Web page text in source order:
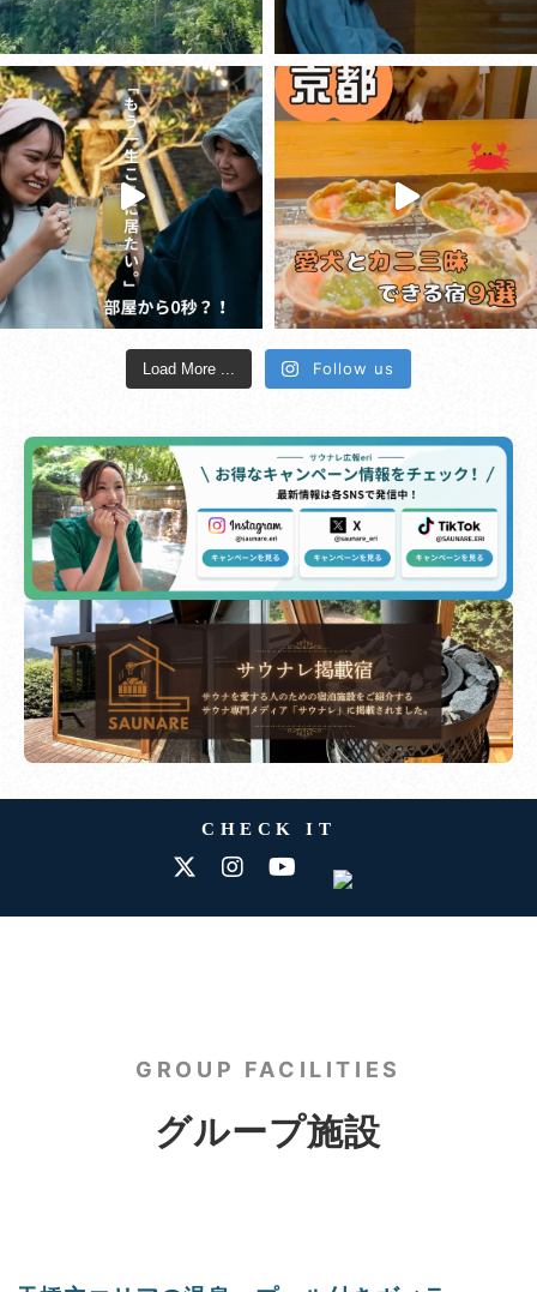
Load More ... Follow us
CHECK IT
GROUP FACILITIES
グループ施設